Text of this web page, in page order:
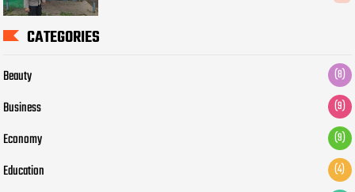
CATEGORIES
Beauty (8)
Business (9)
Economy (9)
Education (4)